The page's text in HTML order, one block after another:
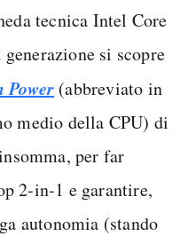
tecnica Intel Core
si scopre
Power (abbreviato in
medio della CPU) di
per far
2-in-1 e garantire,
autonomia (stando